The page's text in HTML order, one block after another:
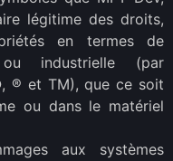
légitime des droits,
en termes de
industrielle (par
® et TM), que ce soit
ou dans le matériel
aux systèmes